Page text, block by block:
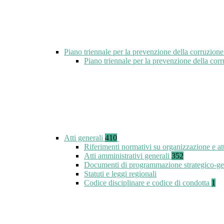
Piano triennale per la prevenzione della
Piano triennale per la prevenzione della
Atti generali 410
Riferimenti normativi su organizzazione e
Atti amministrativi generali 352
Documenti di programmazione strategico-
Statuti e leggi regionali
Codice disciplinare e codice di condotta 1